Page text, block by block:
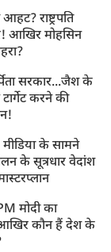
राष्ट्रपति
आखिर मोहसिन
सरकार...जैश के
करने की
के सामने
के सूत्रधार वेदांश
मोदी का
कौन हैं देश के